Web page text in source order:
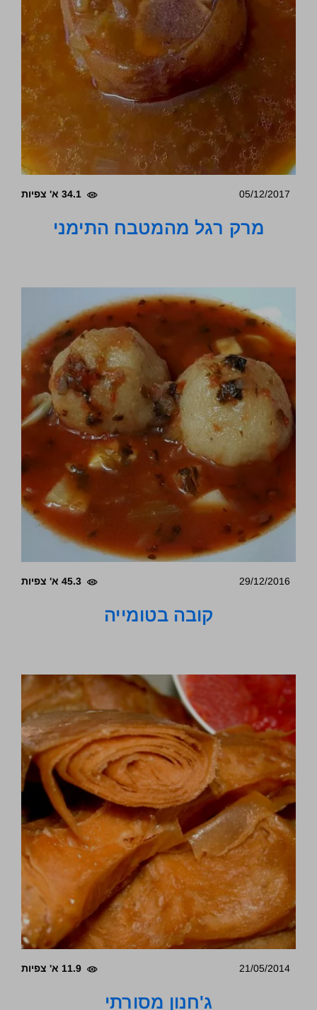
05/12/2017 34.1 א' צפיות
מרק רגל מהמטבח התימני
29/12/2016 45.3 א' צפיות
קובה בטומייה
21/05/2014 11.9 א' צפיות
ג'חנון מסורתי